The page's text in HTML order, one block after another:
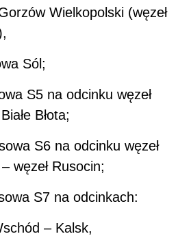
Wielkopolski (węzeł
Sól;
S5 na odcinku węzeł
Błota;
S6 na odcinku węzeł
węzeł Rusocin;
S7 na odcinkach:
– Kalsk,